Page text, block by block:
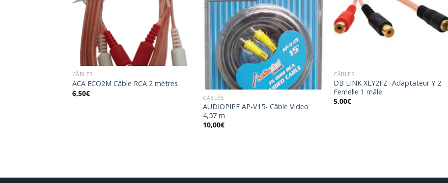
Ajouter
à la
wishlist
CÂBLES
ACA ECO2M Câble RCA 2 mètres
6,50€
wishlist
CÂBLES
AUDIOPIPE AP-V15- Câble Video
4,57 m
10,00€
à la
wishlist
CÂBLES
DB LINK XLY2FZ- Adaptateur Y 2
Femelle 1 mâle
5,00€